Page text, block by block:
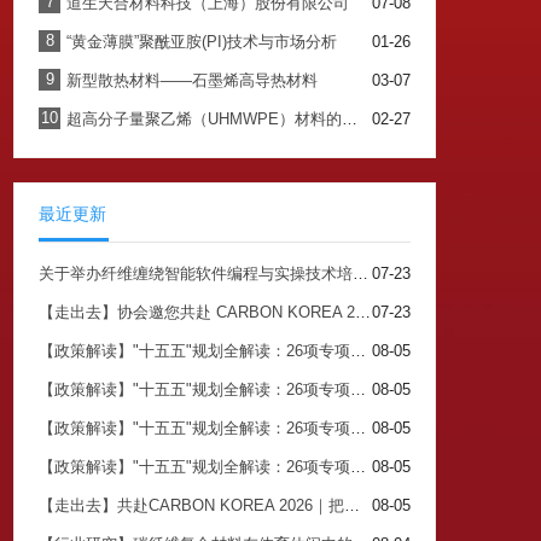
8 01-26
“黄金薄膜”聚酰亚胺(PI)技术与市场分析
9 03-07
新型散热材料——石墨烯高导热材料
10 02-27
超高分子量聚乙烯（UHMWPE）材料的最新应用与未来展望
最近更新
07-23
关于举办纤维缠绕智能软件编程与实操技术培训班的通知
07-23
【走出去】协会邀您共赴 CARBON KOREA 2026 搭建中韩碳产业对接核心平台
08-05
【政策解读】"十五五"规划全解读：26项专项规划背后的关注点与市场机会（四）
08-05
【政策解读】"十五五"规划全解读：26项专项规划背后的关注点与市场机会（三）
08-05
【政策解读】"十五五"规划全解读：26项专项规划背后的关注点与市场机会（二）
08-05
【政策解读】"十五五"规划全解读：26项专项规划背后的关注点与市场机会（一）
08-05
【走出去】共赴CARBON KOREA 2026｜把握中韩碳产业对接市场机遇